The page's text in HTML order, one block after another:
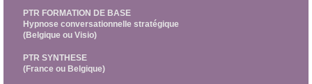
PTR FORMATION DE BASE
Hypnose conversationnelle stratégique
(Belgique ou Visio)
PTR SYNTHESE
(France ou Belgique)